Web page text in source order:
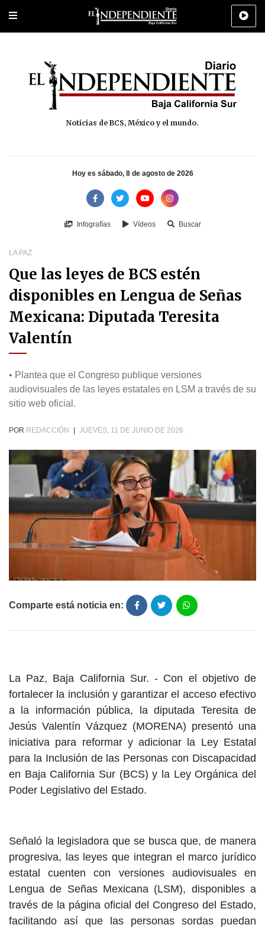
Portada Los Cabos Policiaca Deportes Cultura
Noticias de BCS, México y el mundo.
Hoy es sábado, 8 de agosto de 2026
Infografías Vídeos Buscar
LA PAZ
Que las leyes de BCS estén
disponibles en Lengua de Señas
Mexicana: Diputada Teresita
Valentín
• Plantea que el Congreso publique versiones
audiovisuales de las leyes estatales en LSM a través de su
sitio web oficial.
POR REDACCIÓN JUEVES, 11 DE JUNIO DE 2026.
Comparte está noticia en:
La Paz, Baja California Sur. - Con el objetivo de
fortalecer la inclusión y garantizar el acceso efectivo
a la información pública, la diputada Teresita de
Jesús Valentín Vázquez (MORENA) presentó una
iniciativa para reformar y adicionar la Ley Estatal
para la Inclusión de las Personas con Discapacidad
en Baja California Sur (BCS) y la Ley Orgánica del
Poder Legislativo del Estado.
Señaló la legisladora que se busca que, de manera
progresiva, las leyes que integran el marco jurídico
estatal cuenten con versiones audiovisuales en
Lengua de Señas Mexicana (LSM), disponibles a
través de la página oficial del Congreso del Estado,
facilitando así que las personas sordas puedan